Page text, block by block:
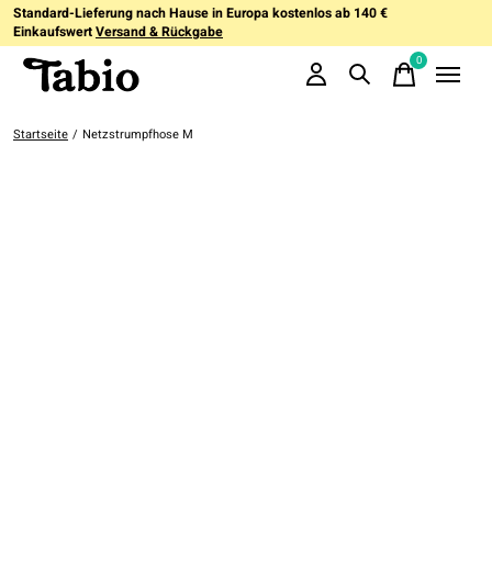
Standard-Lieferung nach Hause in Europa kostenlos ab 140 €
EinkaufswertVersand & Rückgabe
0items
Startseite / Netzstrumpfhose M